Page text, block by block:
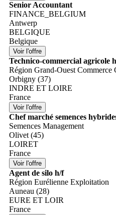
Senior Accountant
FINANCE_BELGIUM
Antwerp
BELGIQUE
Belgique
Technico-commercial agricole
Région Grand-Ouest Commerce
Orbigny (37)
INDRE ET LOIRE
France
Chef marché semences
Semences Management
Olivet (45)
LOIRET
France
Agent de silo h/f
Région Eurélienne Exploitation
Auneau (28)
EURE ET LOIR
France